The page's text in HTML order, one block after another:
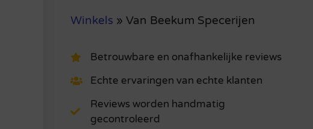
Winkels » Van Beekum Specerijen
Betrouwbare en onafhankelijke reviews
Echte ervaringen van echte klanten
Reviews worden handmatig
gecontroleerd